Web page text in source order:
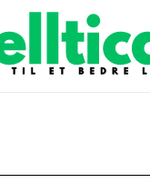
Plans